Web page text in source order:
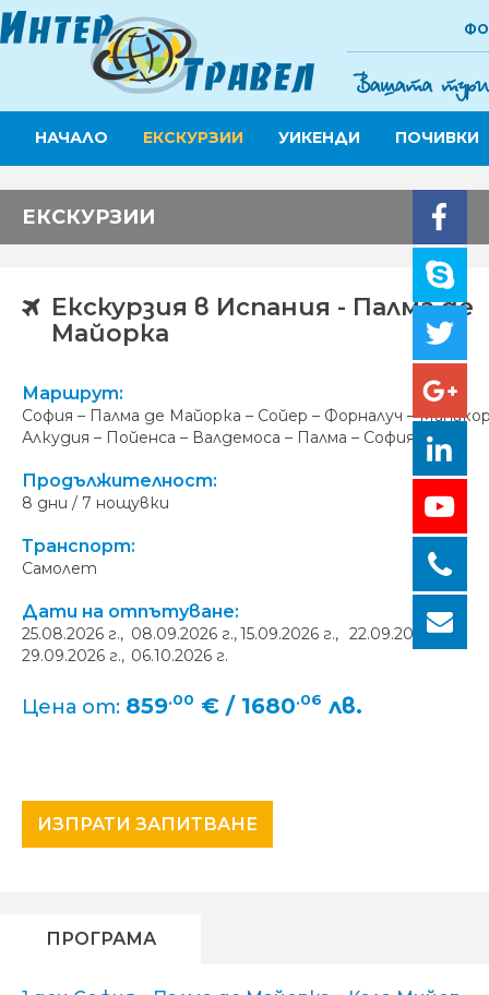
НАЧАЛО ЕКСКУРЗИИ УИКЕНДИ ПОЧИВКИ
ЕКСКУРЗИИ
Екскурзия в Испания - Палма де
Майорка
Маршрут:
София – Палма де Майорка – Сойер – Форналуч –
Алкудия – Пойенса – Валдемоса – Палма – София
Продължителност:
8 дни / 7 нощувки
Транспорт:
Самолет
Дати на отпътуване:
25.08.2026 г., 08.09.2026 г.,15.09.2026 г., 22.09.2026 г.,
29.09.2026 г.,06.10.2026 г.
Цена от: 859.00 € / 1680.06 лв.
ИЗПРАТИ ЗАПИТВАНЕ
ПРОГРАМА